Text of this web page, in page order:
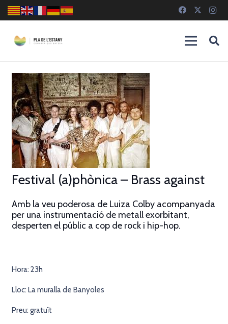
Festival (a)phònica – Brass against
Amb la veu poderosa de Luiza Colby acompanyada
per una instrumentació de metall exorbitant,
desperten el públic a cop de rock i hip-hop.
Hora: 23h
Lloc: La muralla de Banyoles
Preu: gratuït